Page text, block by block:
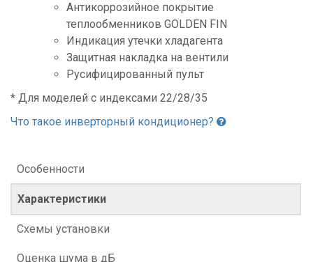
Антикоррозийное покрытие
теплообменников GOLDEN FIN
Индикация утечки хладагента
Защитная накладка на вентили
Русифицированный пульт
* Для моделей c индексами 22/28/35
Что такое инверторный кондиционер?
Особенности
Характеристики
Схемы установки
Оценка шума в дБ